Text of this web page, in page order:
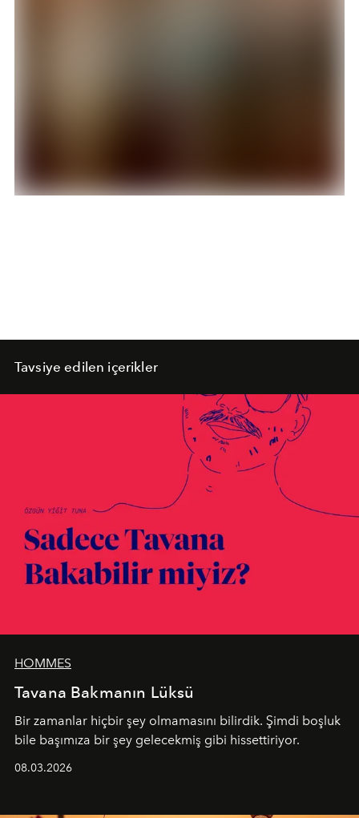
Tavsiye edilen içerikler
HOMMES
Tavana Bakmanın Lüksü
Bir zamanlar hiçbir şey olmamasını bilirdik. Şimdi boşluk
bile başımıza bir şey gelecekmiş gibi hissettiriyor.
08.03.2026